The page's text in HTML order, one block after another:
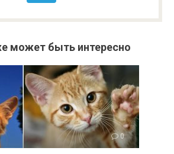
может быть интересно
0